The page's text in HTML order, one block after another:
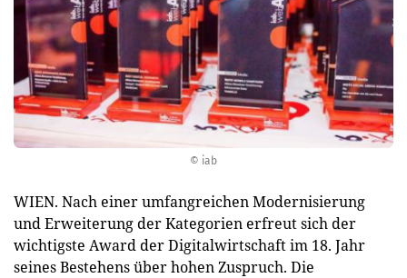
© iab
WIEN. Nach einer umfangreichen Modernisierung
und Erweiterung der Kategorien erfreut sich der
wichtigste Award der Digitalwirtschaft im 18. Jahr
seines Bestehens über hohen Zuspruch. Die